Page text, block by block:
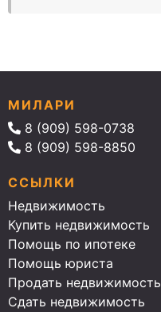
МИЛАРИ
8 (909) 598-0738
8 (909) 598-8850
ССЫЛКИ
Недвижимость
Купить недвижимость
Помощь по ипотеке
Помощь юриста
Продать недвижимость
Сдать недвижимость